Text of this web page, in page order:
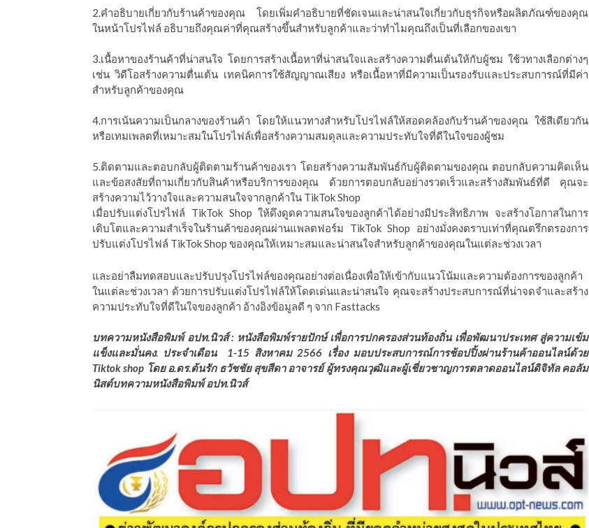
2.คำอธิบายเกี่ยวกับร้านค้าของคุณ โดยเพิ่มคำอธิบายที่ชัดเจนและน่าสนใจเกี่ยวกับธุรกิจหรือผลิตภัณฑ์ของคุณ
ในหน้าโปรไฟล์ อธิบายถึงคุณค่าที่คุณสร้างขึ้นสำหรับลูกค้าและว่าทำไมคุณถึงเป็นที่เลือกของเขา
3.เนื้อหาของร้านค้าที่น่าสนใจ โดยการสร้างเนื้อหาที่น่าสนใจและสร้างความตื่นเต้นให้กับผู้ชม ใช้วทางเลือกต่างๆ
เช่น วิดีโอสร้างความตื่นเต้น เทคนิคการใช้สัญญาณเสียง หรือเนื้อหาที่มีความเป็นรองรับและประสบการณ์ที่มีค่า
สำหรับลูกค้าของคุณ
4.การเน้นความเป็นกลางของร้านค้า โดยให้แนวทางสำหรับโปรไฟล์ให้สอดคล้องกับร้านค้าของคุณ ใช้สีเดียวกัน
หรือเทมเพลตที่เหมาะสมในโปรไฟล์เพื่อสร้างความสมดุลและความประทับใจที่ดีในใจของผู้ชม
5.ติดตามและตอบกลับผู้ติดตามร้านค้าของเรา โดยสร้างความสัมพันธ์กับผู้ติดตามของคุณ ตอบกลับความคิดเห็น
และข้อสงสัยที่ถามเกี่ยวกับสินค้าหรือบริการของคุณ ด้วยการตอบกลับอย่างรวดเร็วและสร้างสัมพันธ์ที่ดี คุณจะ
สร้างความไว้วางใจและความสนใจจากลูกค้าใน TikTok Shop
เมื่อปรับแต่งโปรไฟล์ TikTok Shop ให้ดึงดูดความสนใจของลูกค้าได้อย่างมีประสิทธิภาพ จะสร้างโอกาสในการ
เติบโตและความสำเร็จในร้านค้าของคุณผ่านแพลตฟอร์ม TikTok Shop อย่างมั่งคงตราบเท่าที่คุณตรึกตรองการ
ปรับแต่งโปรไฟล์ TikTok Shop ของคุณให้เหมาะสมและน่าสนใจสำหรับลูกค้าของคุณในแต่ละช่วงเวลา
และอย่าลืมทดสอบและปรับปรุงโปรไฟล์ของคุณอย่างต่อเนื่องเพื่อให้เข้ากับแนวโน้มและความต้องการของลูกค้า
ในแต่ละช่วงเวลา ด้วยการปรับแต่งโปรไฟล์ให้โดดเด่นและน่าสนใจ คุณจะสร้างประสบการณ์ที่น่าจดจำและสร้าง
ความประทับใจที่ดีในใจของลูกค้า อ้างอิงข้อมูลดี ๆ จาก Fasttacks
บทความหนังสือพิมพ์ อปท.นิวส์ : หนังสือพิมพ์รายปักษ์ เพื่อการปกครองส่วนท้องถิ่น เพื่อพัฒนาประเทศ สู่ความเข้ม
แข็งและมั่นคง. ประจำเดือน 1-15 สิงหาคม 2566 เรื่อง มอบประสบการณ์การช้อปปิ้งผ่านร้านค้าออนไลน์ด้วย
Tiktok shop โดย อ.ดร.ต้นรัก ธวัชชัย สุขสีดา อาจารย์ ผู้ทรงคุณวุฒิและผู้เชี่ยวชาญการตลาดออนไลน์ดิจิทัล คอลัม
นิสต์บทความหนังสือพิมพ์ อปท.นิวส์